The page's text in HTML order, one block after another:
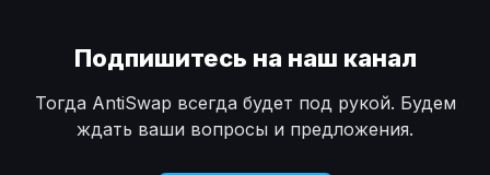
Подпишитесь на наш канал
Тогда AntiSwap всегда будет под рукой. Будем
ждать ваши вопросы и предложения.